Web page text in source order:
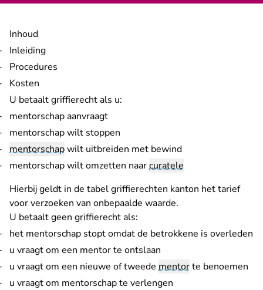
Inhoud
Inleiding
Procedures
Kosten
U betaalt griffierecht als u:
mentorschap aanvraagt
mentorschap wilt stoppen
mentorschapwilt uitbreiden met bewind
mentorschap wilt omzetten naarcuratele
Hierbij geldt in de tabel griffierechten kanton het tarief
voor verzoeken van onbepaalde waarde.
U betaalt geen griffierecht als:
het mentorschap stopt omdat de betrokkene is overleden
u vraagt om een mentor te ontslaan
u vraagt om een nieuwe of tweede mentorte benoemen
u vraagt om mentorschap te verlengen